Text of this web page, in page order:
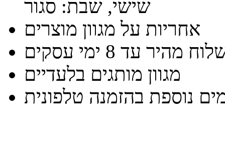
שישי, שבת: סגור
אחריות על מגוון מוצרים
מהיר עד 8 ימי עסקים
מגוון מותגים בלעדיים
נוספת בהזמנה טלפונית